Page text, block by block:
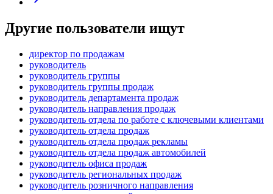
Другие пользователи ищут
директор по продажам
руководитель
руководитель группы
руководитель группы продаж
руководитель департамента продаж
руководитель направления продаж
руководитель отдела по работе с ключевыми клиентами
руководитель отдела продаж
руководитель отдела продаж рекламы
руководитель отдела продаж автомобилей
руководитель офиса продаж
руководитель региональных продаж
руководитель розничного направления